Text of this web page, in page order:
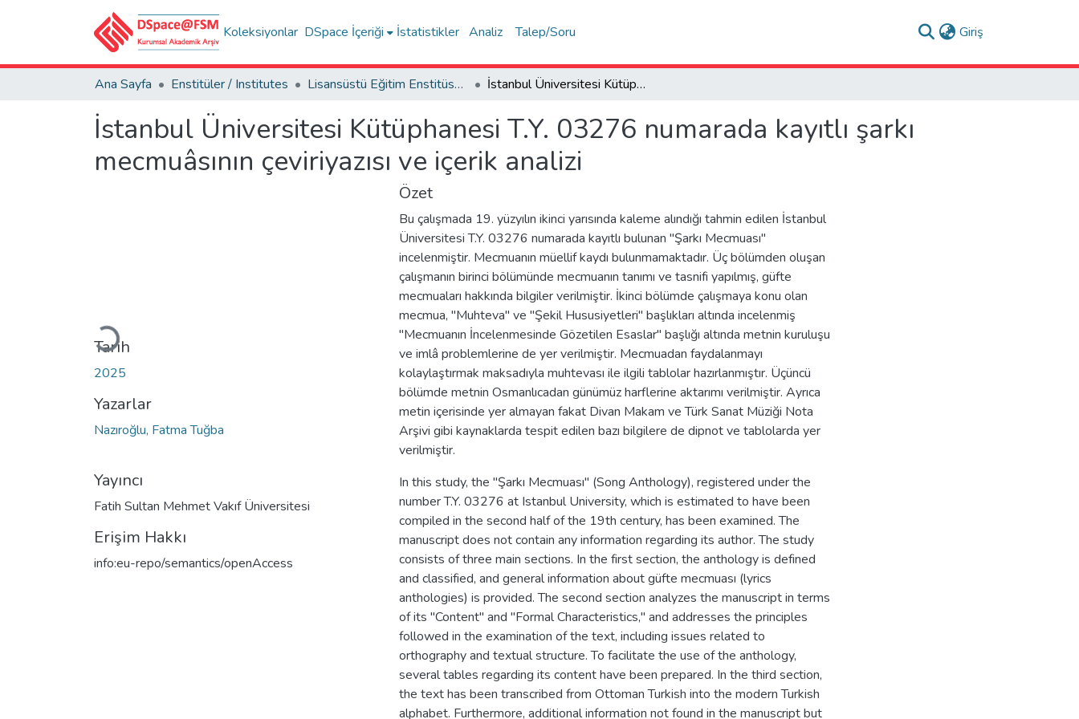
Koleksiyonlar DSpace İçeriği İstatistikler Analiz Talep/Soru Giriş
Ana Sayfa Enstitüler / Institutes Lisansüstü Eğitim Enstitüsü Tez Koleksiyonu İstanbul Üniversitesi Kütüphanesi T.Y. 03276 numarada kayıtlı şarkı mecmuâsının çeviriyazısı ve içerik analizi
İstanbul Üniversitesi Kütüphanesi T.Y. 03276 numarada kayıtlı şarkı
mecmuâsının çeviriyazısı ve içerik analizi
Yükleniyor...
Tarih
2025
Yazarlar
Nazıroğlu, Fatma Tuğba
Yayıncı
Fatih Sultan Mehmet Vakıf Üniversitesi
Erişim Hakkı
info:eu-repo/semantics/openAccess
Özet
Bu çalışmada 19. yüzyılın ikinci yarısında kaleme alındığı tahmin edilen İstanbul
Üniversitesi T.Y. 03276 numarada kayıtlı bulunan "Şarkı Mecmuası"
incelenmiştir. Mecmuanın müellif kaydı bulunmamaktadır. Üç bölümden oluşan
çalışmanın birinci bölümünde mecmuanın tanımı ve tasnifi yapılmış, güfte
mecmuaları hakkında bilgiler verilmiştir. İkinci bölümde çalışmaya konu olan
mecmua, "Muhteva" ve "Şekil Hususiyetleri" başlıkları altında incelenmiş
"Mecmuanın İncelenmesinde Gözetilen Esaslar" başlığı altında metnin kuruluşu
ve imlâ problemlerine de yer verilmiştir. Mecmuadan faydalanmayı
kolaylaştırmak maksadıyla muhtevası ile ilgili tablolar hazırlanmıştır. Üçüncü
bölümde metnin Osmanlıcadan günümüz harflerine aktarımı verilmiştir. Ayrıca
metin içerisinde yer almayan fakat Divan Makam ve Türk Sanat Müziği Nota
Arşivi gibi kaynaklarda tespit edilen bazı bilgilere de dipnot ve tablolarda yer
verilmiştir.
In this study, the "Şarkı Mecmuası" (Song Anthology), registered under the
number T.Y. 03276 at Istanbul University, which is estimated to have been
compiled in the second half of the 19th century, has been examined. The
manuscript does not contain any information regarding its author. The study
consists of three main sections. In the first section, the anthology is defined
and classified, and general information about güfte mecmuası (lyrics
anthologies) is provided. The second section analyzes the manuscript in terms
of its "Content" and "Formal Characteristics," and addresses the principles
followed in the examination of the text, including issues related to
orthography and textual structure. To facilitate the use of the anthology,
several tables regarding its content have been prepared. In the third section,
the text has been transcribed from Ottoman Turkish into the modern Turkish
alphabet. Furthermore, additional information not found in the manuscript but